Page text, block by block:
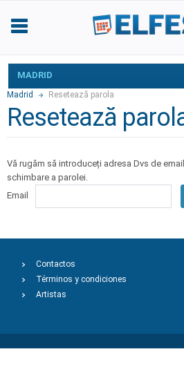
MADRID
Madrid Resetează parola
Resetează
Vă rugăm să introduceți adresa Dvs de
schimbare a parolei.
Email
Contactos
Términos y condiciones
Artistas